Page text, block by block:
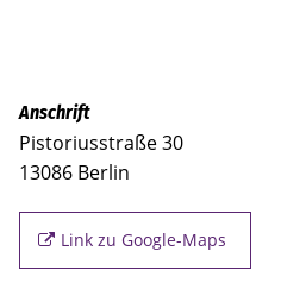
Anschrift
Pistoriusstraße 30
13086 Berlin
Link zu Google-Maps